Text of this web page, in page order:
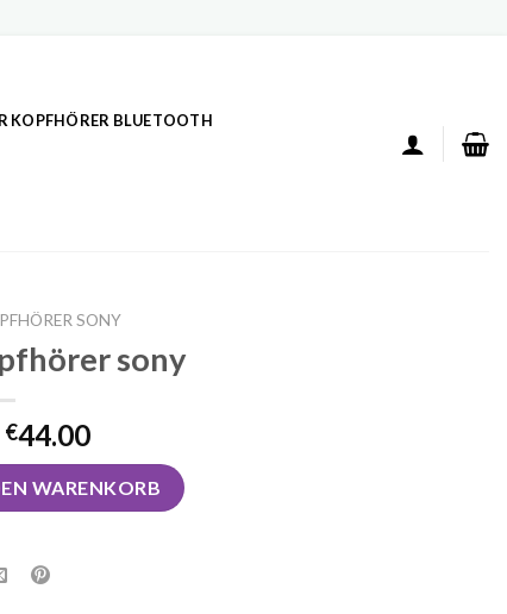
KOPFHÖRER BLUETOOTH
SONY
sony
€44.00
Menge
WARENKORB